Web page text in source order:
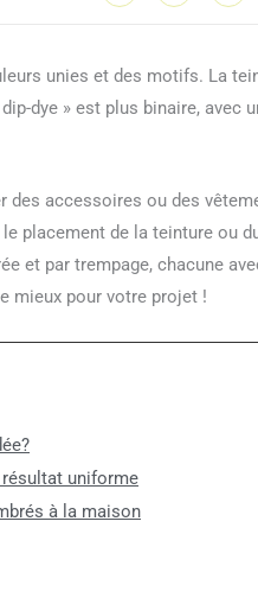
unies et des motifs. La
dye » est plus binaire, avec
des accessoires ou des
placement de la teinture ou
et par trempage, chacune
mieux pour votre projet !
uniforme
à la maison